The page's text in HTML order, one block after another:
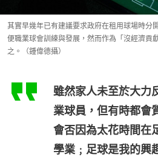
其實早幾年已有建議要求政府在租用球場時分
便職業球會訓練與發展，然而作為「沒經濟貢
之。（鍾偉德攝）
雖然家人未至於大力
業球員，但有時都會
會否因為太花時間在
學業﹔足球是我的興